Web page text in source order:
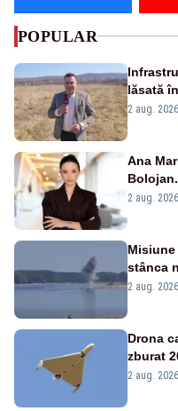
POPULAR
lăsată
2 aug.
Ana
2 aug.
Misiune
stânca
2 aug.
Drona
zburat
2 aug.